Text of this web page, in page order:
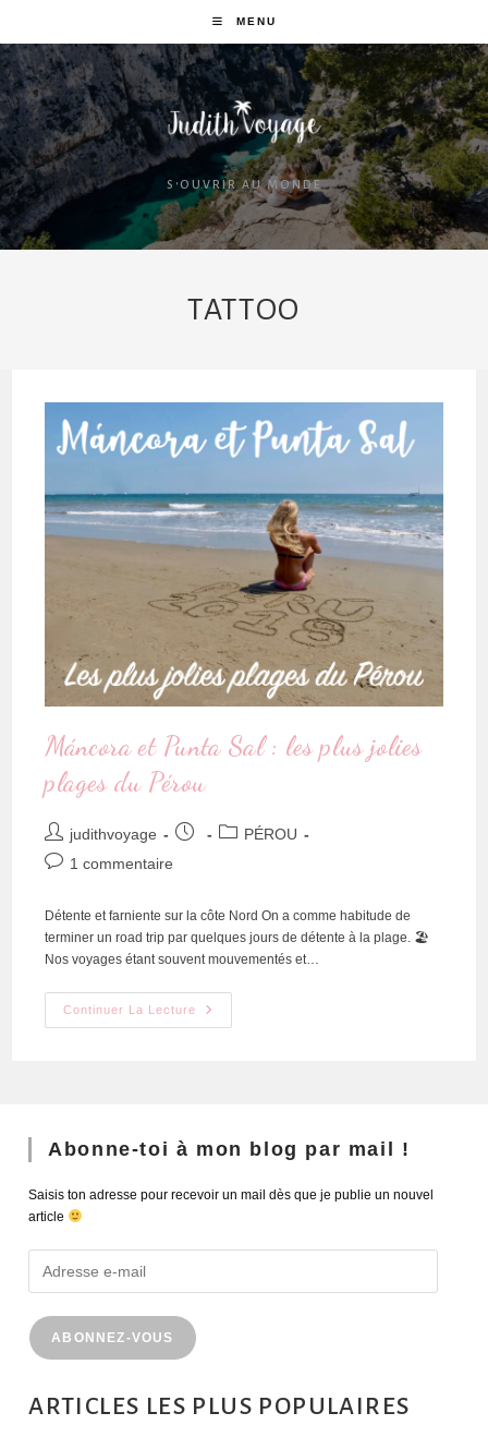
MENU
S'OUVRIR AU MONDE
TATTOO
Máncora et Punta Sal : les plus jolies
plages du Pérou
judithvoyage
PÉROU
1 commentaire
Détente et farniente sur la côte Nord On a comme habitude de
terminer un road trip par quelques jours de détente à la plage. 🏖
Nos voyages étant souvent mouvementés et…
Continuer La Lecture
Abonne-toi à mon blog par mail !
Saisis ton adresse pour recevoir un mail dès que je publie un nouvel
article
ABONNEZ-VOUS
ARTICLES LES PLUS POPULAIRES